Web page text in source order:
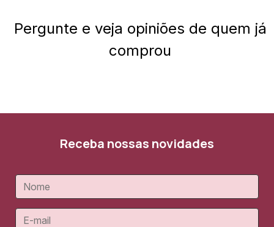
Pergunte e veja opiniões de quem já
comprou
Receba nossas novidades